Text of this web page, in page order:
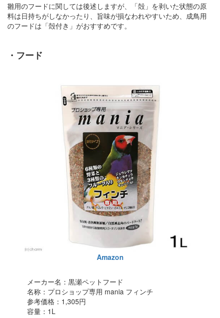
雛用のフードに関しては後述しますが、「殻」を剥いた状態の原
料は日持ちがしなかったり、旨味が損なわれやすいため、成鳥用
のフードは「殻付き」がおすすめです。
・フード
Amazon
メーカー名：黒瀬ペットフード
名称：プロショップ専用 mania フィンチ
参考価格：1,305円
容量：1L